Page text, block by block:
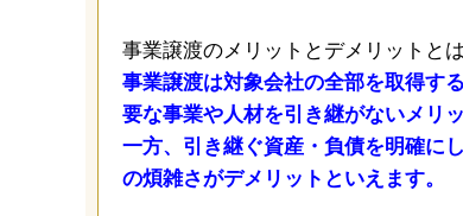
事業譲渡のメリットとデメリットと
事業譲渡は対象会社の全部を取得す
要な事業や人材を引き継がないメリ
一方、引き継ぐ資産・負債を明確に
の煩雑さがデメリットといえます。